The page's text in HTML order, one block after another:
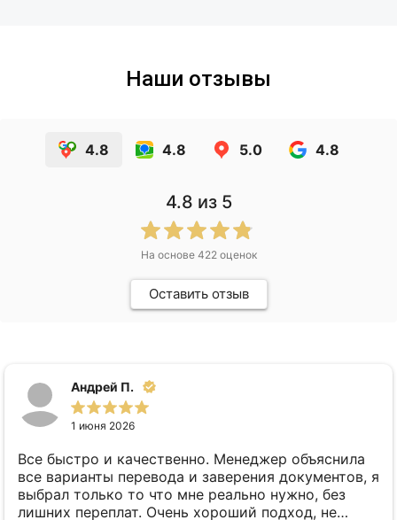
Наши отзывы
4.8 4.8 5.0 4.8
4.8 из 5
На основе 422оценок
Оставить отзыв
Городской ж.
30 мая 2026
Рекомендую данную фирму. Очень срочно нужен
был перевод документа с нотариальным
заверением, обзвонила много фирм ( дело было в
пятницу), до понедельника никто не соглашался